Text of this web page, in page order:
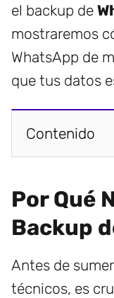
el backup de
mostraremos
WhatsApp de
que tus datos
Contenido
Por Qué
Backup
Antes de
técnicos, es